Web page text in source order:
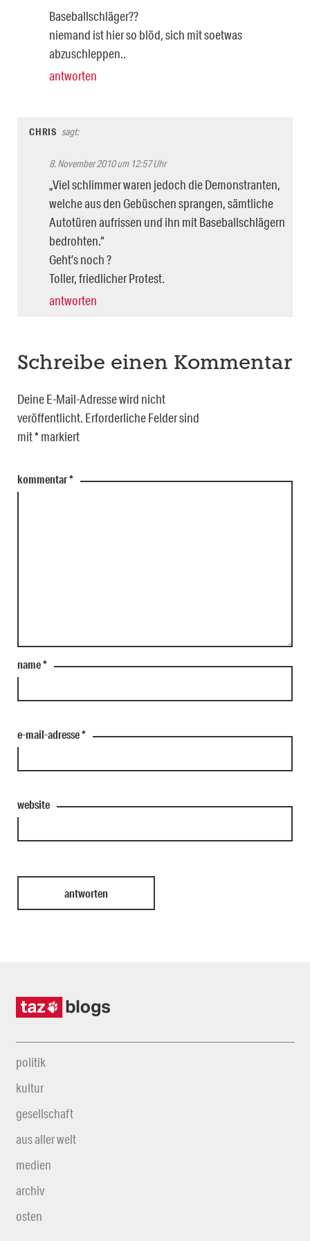
Baseballschläger??
niemand ist hier so blöd, sich mit soetwas
abzuschleppen..
antworten
CHRIS sagt:
8. November 2010 um 12:57 Uhr
„Viel schlimmer waren jedoch die Demonstranten,
welche aus den Gebüschen sprangen, sämtliche
Autotüren aufrissen und ihn mit Baseballschlägern
bedrohten.“
Geht’s noch ?
Toller, friedlicher Protest.
antworten
Schreibe einen Kommentar
Deine E-Mail-Adresse wird nicht
veröffentlicht. Erforderliche Felder sind
mit*markiert
kommentar*
name*
e-mail-adresse*
website
politik
kultur
gesellschaft
aus aller welt
medien
archiv
osten